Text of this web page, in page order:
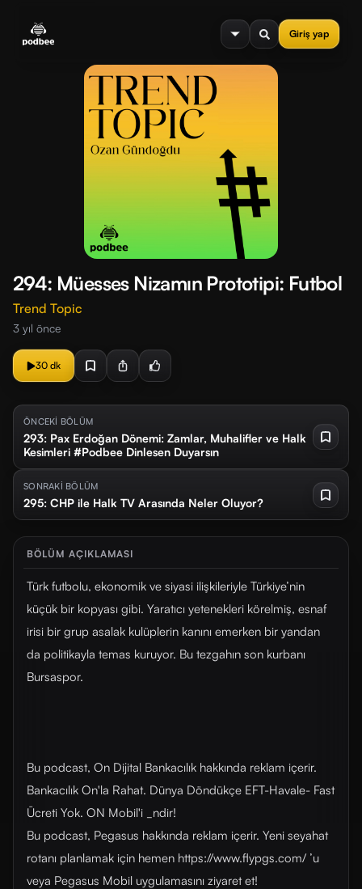
Giriş yap
menu
294: Müesses Nizamın Prototipi: Futbol
Trend Topic
3 yıl önce
30 dk
ÖNCEKİ BÖLÜM
293: Pax Erdoğan Dönemi: Zamlar, Muhalifler ve Halk
Kesimleri #Podbee Dinlesen Duyarsın
SONRAKİ BÖLÜM
295: CHP ile Halk TV Arasında Neler Oluyor?
BÖLÜM AÇIKLAMASI
Türk futbolu, ekonomik ve siyasi ilişkileriyle Türkiye’nin
küçük bir kopyası gibi. Yaratıcı yetenekleri körelmiş, esnaf
irisi bir grup asalak kulüplerin kanını emerken bir yandan
da politikayla temas kuruyor. Bu tezgahın son kurbanı
Bursaspor.
Bu podcast, On Dijital Bankacılık hakkında reklam içerir.
Bankacılık On'la Rahat. Dünya Döndükçe EFT-Havale- Fast
Ücreti Yok. ON Mobil'i _ndir!
Bu podcast, Pegasus hakkında reklam içerir. Yeni seyahat
rotanı planlamak için hemen https://www.flypgs.com/ ’u
veya Pegasus Mobil uygulamasını ziyaret et!